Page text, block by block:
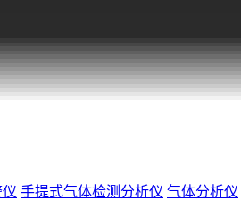
手提式气体检测分析仪 气体分析仪